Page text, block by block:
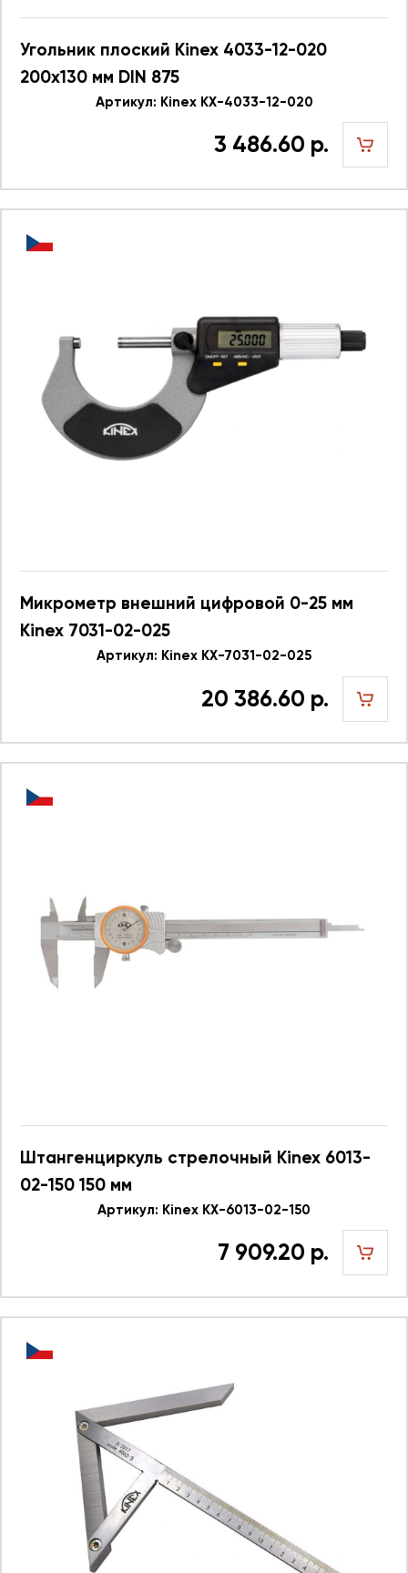
Угольник плоский Kinex 4033-12-020
200x130 мм DIN 875
Артикул: Kinex KX-4033-12-020
3 486.60 р.
Микрометр внешний цифровой 0-25 мм
Kinex 7031-02-025
Артикул: Kinex KX-7031-02-025
20 386.60 р.
Штангенциркуль стрелочный Kinex 6013-
02-150 150 мм
Артикул: Kinex KX-6013-02-150
7 909.20 р.